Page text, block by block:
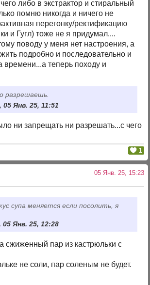
либо в экстрактор и стиральный
помню никогда и ничего не
перегонку/ректификацию
и Гугл) тоже не я придумал....
поводу у меня нет настроения, а
подробно и последовательно и
времени...а теперь походу и
разрешаешь.
05 Янв. 25, 11:51
ни запрещать ни разрешать...с чего
1
05 Янв. 25, 15:23
супа меняется если посолить, я
05 Янв. 25, 12:28
сжиженный пар из кастрюльки с
не соли, пар соленым не будет.